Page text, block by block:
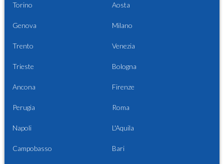
Torino Aosta
Genova Milano
Trento Venezia
Trieste Bologna
Ancona Firenze
Perugia Roma
Napoli L'Aquila
Campobasso Bari